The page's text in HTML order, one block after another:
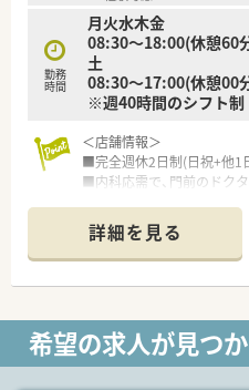
■法人全体では30代から40
ており、平均年齢は42歳で
■現場に一定の裁量権が与
きる方には働きやすい職場で
勤務
時間
月火水木金
08:30～18:00(休憩60
土
08:30～17:00(休憩00
※週40時間のシフト制
＜店舗情報＞
■完全週休2日制(日祝+他1
■内科応需で、門前のドク
■処方枚数に対し、充分な
ご就業できる環境です。
■法人としては1店舗のみ
で非常に安定しています。
■社長は物腰が柔らかく、温
詳細を見る
希望の求人が見つ